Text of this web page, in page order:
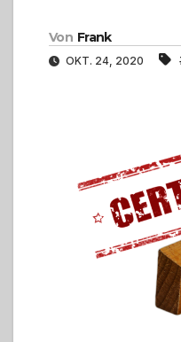
Von Frank
OKT. 24, 2020